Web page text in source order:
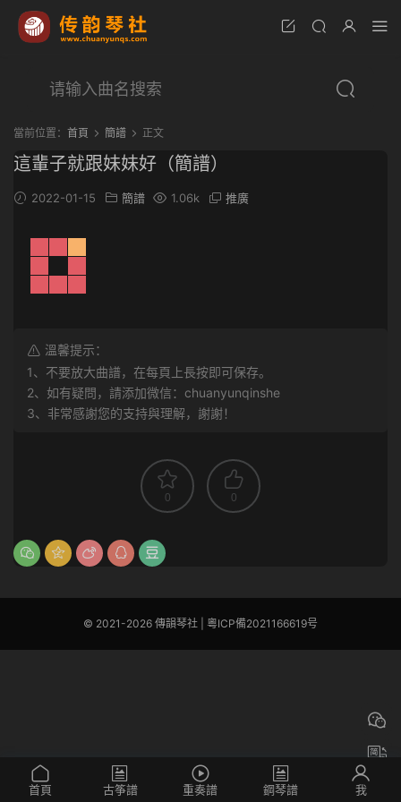
當前位置： 首頁 簡譜 正文
這輩子就跟妹妹好（簡譜）
2022-01-15 簡譜 1.06k 推廣
溫馨提示：
1、不要放大曲譜，在每頁上長按即可保存。
2、如有疑問，請添加微信：chuanyunqinshe
3、非常感謝您的支持與理解，謝謝！
0 0
© 2021-2026 傳韻琴社 | 粵ICP備2021166619号
首頁 古筝譜 重奏譜 鋼琴譜 我